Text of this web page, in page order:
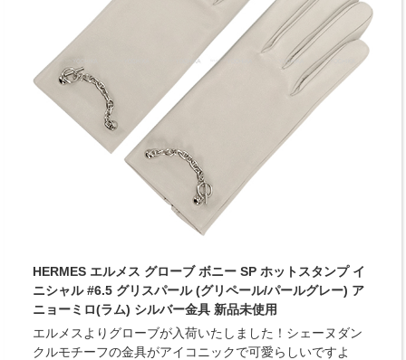
HERMES エルメス グローブ ボニー SP ホットスタンプ イ
ニシャル #6.5 グリスパール (グリペール/パールグレー) ア
ニョーミロ(ラム) シルバー金具 新品未使用
エルメスよりグローブが入荷いたしました！シェーヌダン
クルモチーフの金具がアイコニックで可愛らしいですよ